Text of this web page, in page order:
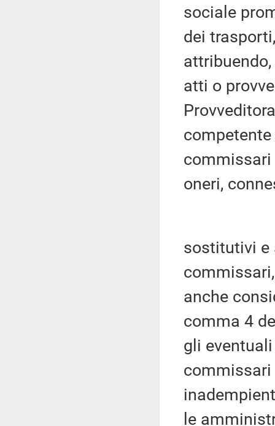
sociale
dei
atti o
commissari
oneri,
sostitutivi e
anche
comma 4
gli
le